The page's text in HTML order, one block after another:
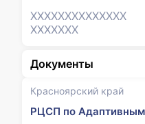
Красноярский край
РЦСП по
XXXXXXXXXXXXXX
XXXXXXX
Документы